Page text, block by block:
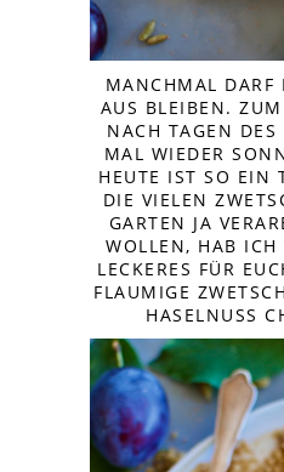
MANCHMAL DARF
AUS BLEIBEN.
NACH TAGEN DES
MAL WIEDER
HEUTE IST SO EIN
DIE VIELEN
GARTEN JA
WOLLEN, HAB ICH
LECKERES FÜR
FLAUMIGE
HASELNUSS